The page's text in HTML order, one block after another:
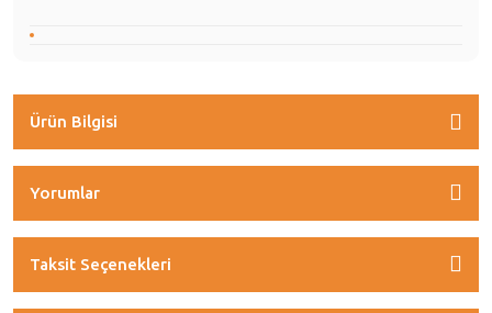
Ürün Bilgisi
Yorumlar
Taksit Seçenekleri